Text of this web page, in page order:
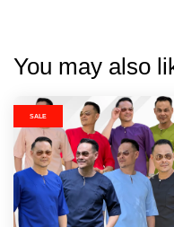
You may also
SALE